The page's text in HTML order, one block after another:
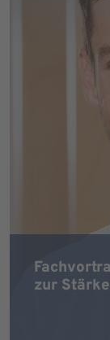
zur